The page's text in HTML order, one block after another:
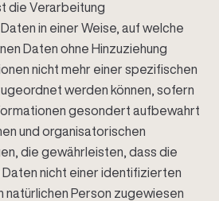
die Verarbeitung
in einer Weise, auf welche
Daten ohne Hinzuziehung
nicht mehr einer spezifischen
werden können, sofern
gesondert aufbewahrt
und organisatorischen
die gewährleisten, dass die
nicht einer identifizierten
Person zugewiesen